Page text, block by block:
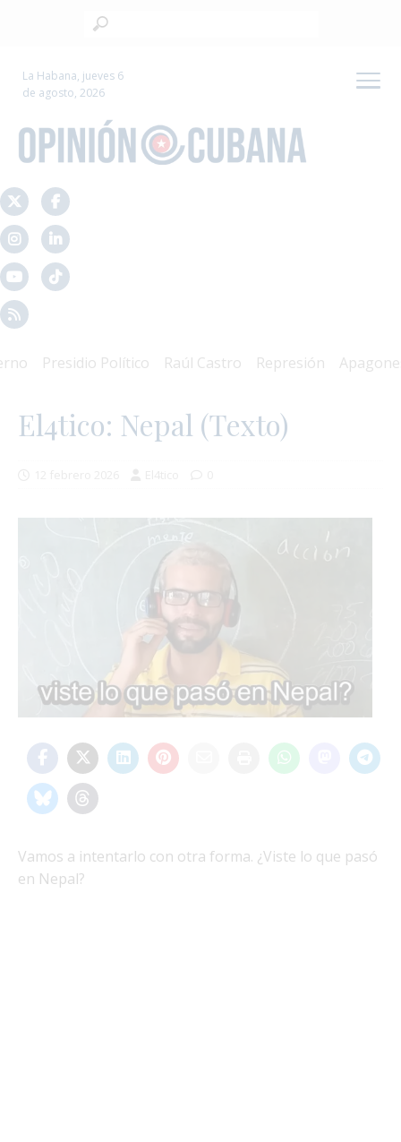
La Habana, jueves 6
de agosto, 2026
Presidio Político Raúl Castro Represión Apagones
El4tico: Nepal (Texto)
Vamos a intentarlo con otra forma. ¿Viste lo que pasó
en Nepal?